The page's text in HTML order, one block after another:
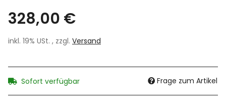
328,00 €
inkl. 19% USt. , zzgl. Versand
Sofort verfügbar Frage zum Artikel